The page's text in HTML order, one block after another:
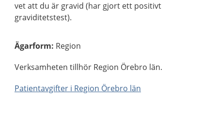
vet att du är gravid (har gjort ett positivt
graviditetstest).
Ägarform: Region
Verksamheten tillhör Region Örebro län.
Patientavgifter i Region Örebro län